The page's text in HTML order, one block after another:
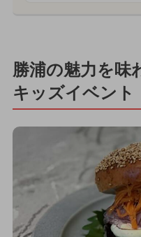
勝浦の魅力を味
キッズイベント